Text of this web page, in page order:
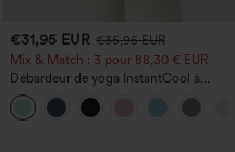
€31,95 EUR €35,95 EUR
Mix & Match : 3 pour 88,30 € EUR
Débardeur de yoga InstantCool à
encolure en U et ourlet arrondi –
UPF50+